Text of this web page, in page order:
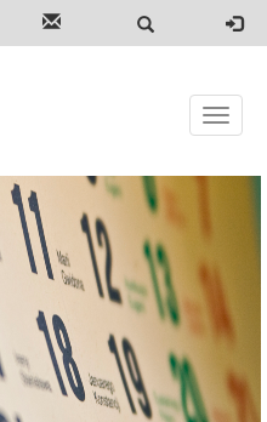
Toggle